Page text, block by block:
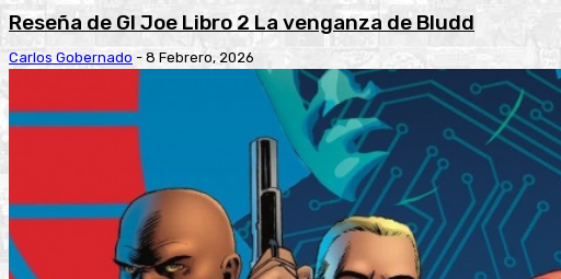
Reseña de GI Joe Libro 2 La venganza de Bludd
Carlos Gobernado - 8 Febrero, 2026